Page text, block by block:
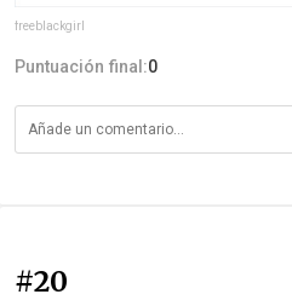
freeblackgirl
Puntuación final:0
#20